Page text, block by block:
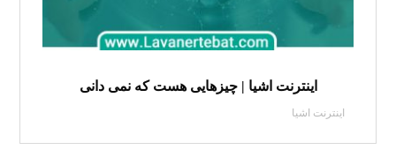
اینترنت اشیا | چیزهایی هست که نمی دانی
اینترنت اشیا